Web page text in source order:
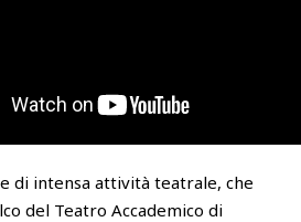
di intensa attività teatrale, che
del Teatro Accademico di